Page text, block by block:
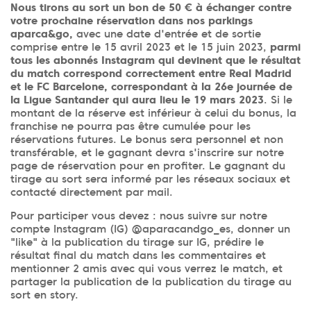
Nous tirons au sort un bon de 50 € à échanger contre
votre prochaine réservation dans nos parkings
aparca&go, avec une date d'entrée et de sortie
comprise entre le 15 avril 2023 et le 15 juin 2023, parmi
tous les abonnés Instagram qui devinent que le résultat
du match correspond correctement entre Real Madrid
et le FC Barcelone, correspondant à la 26e journée de
la Ligue Santander qui aura lieu le 19 mars 2023. Si le
montant de la réserve est inférieur à celui du bonus, la
franchise ne pourra pas être cumulée pour les
réservations futures. Le bonus sera personnel et non
transférable, et le gagnant devra s'inscrire sur notre
page de réservation pour en profiter. Le gagnant du
tirage au sort sera informé par les réseaux sociaux et
contacté directement par mail.
Pour participer vous devez : nous suivre sur notre
compte Instagram (IG) @aparacandgo_es, donner un
"like" à la publication du tirage sur IG, prédire le
résultat final du match dans les commentaires et
mentionner 2 amis avec qui vous verrez le match, et
partager la publication de la publication du tirage au
sort en story.